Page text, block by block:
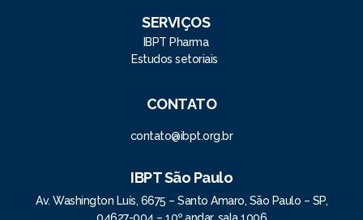
SERVIÇOS
IBPT Pharma
Estudos setoriais
CONTATO
contato@ibpt.org.br
IBPT São Paulo
Av. Washington Luís, 6675 – Santo Amaro, São Paulo – SP,